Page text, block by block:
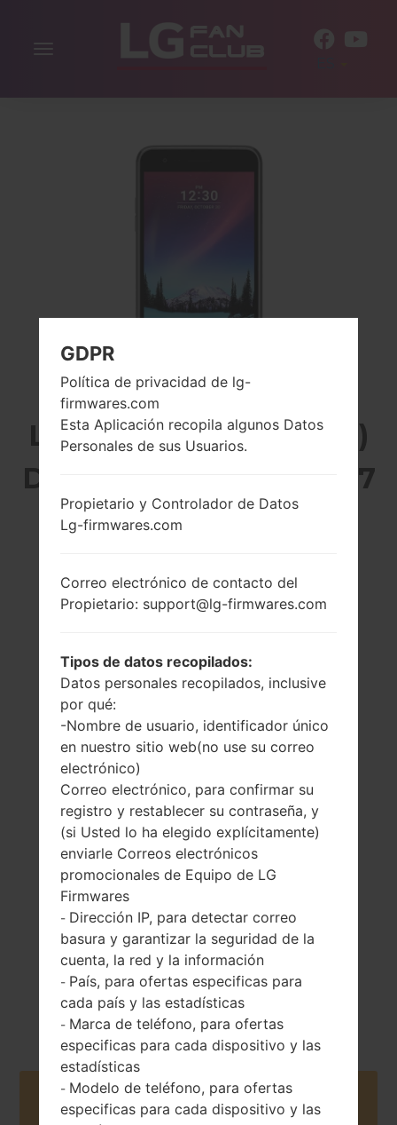
Alternar
LG X230DS (LGX230DS)
DE LA SERIE LG K4 2017
5.0 pulgadas
(~64% relación
480 x 854 píxeles
(~196 densidad de
píxeles por
pulgada)
140 gramos (4.94
onzas)
Extraíble Li-Ion
2500 mAh
1250 MHz ARM
Cortex-A53
Unknown
Buy accessories on Amazon
GDPR
Política de privacidad de lg-
firmwares.com
Esta Aplicación recopila algunos Datos
Personales de sus Usuarios.
Propietario y Controlador de Datos
Lg-firmwares.com
Correo electrónico de contacto del
Propietario: support@lg-firmwares.com
Tipos de datos recopilados:
Datos personales recopilados, inclusive
por qué:
-Nombre de usuario, identificador único
en nuestro sitio web(no use su correo
electrónico)
Correo electrónico, para confirmar su
registro y restablecer su contraseña, y
(si Usted lo ha elegido explícitamente)
enviarle Correos electrónicos
promocionales de Equipo de LG
Firmwares
- Dirección IP, para detectar correo
basura y garantizar la seguridad de la
cuenta, la red y la información
- País, para ofertas especificas para
cada país y las estadísticas
- Marca de teléfono, para ofertas
especificas para cada dispositivo y las
estadísticas
- Modelo de teléfono, para ofertas
especificas para cada dispositivo y las